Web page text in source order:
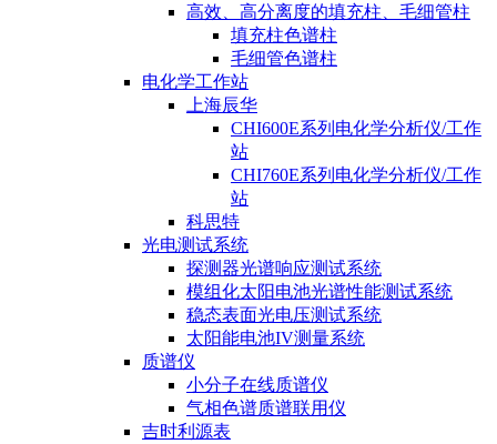
高效、高分离度的填充柱、毛细管柱
填充柱色谱柱
毛细管色谱柱
电化学工作站
上海辰华
CHI600E系列电化学分析仪/工作
站
CHI760E系列电化学分析仪/工作
站
科思特
光电测试系统
探测器光谱响应测试系统
模组化太阳电池光谱性能测试系统
稳态表面光电压测试系统
太阳能电池IV测量系统
质谱仪
小分子在线质谱仪
气相色谱质谱联用仪
吉时利源表